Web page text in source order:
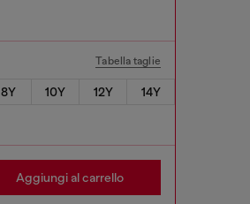
Tabella taglie
8Y 10Y 12Y
14Y
Aggiungi al carrello